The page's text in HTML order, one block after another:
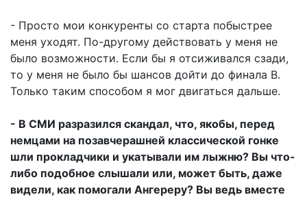
- Просто мои конкуренты со старта побыстрее
меня уходят. По-другому действовать у меня не
было возможности. Если бы я отсиживался сзади,
то у меня не было бы шансов дойти до финала В.
Только таким способом я мог двигаться дальше.
- В СМИ разразился скандал, что, якобы, перед
немцами на позавчерашней классической гонке
шли прокладчики и укатывали им лыжню? Вы что-
либо подобное слышали или, может быть, даже
видели, как помогали Ангереру? Вы ведь вместе